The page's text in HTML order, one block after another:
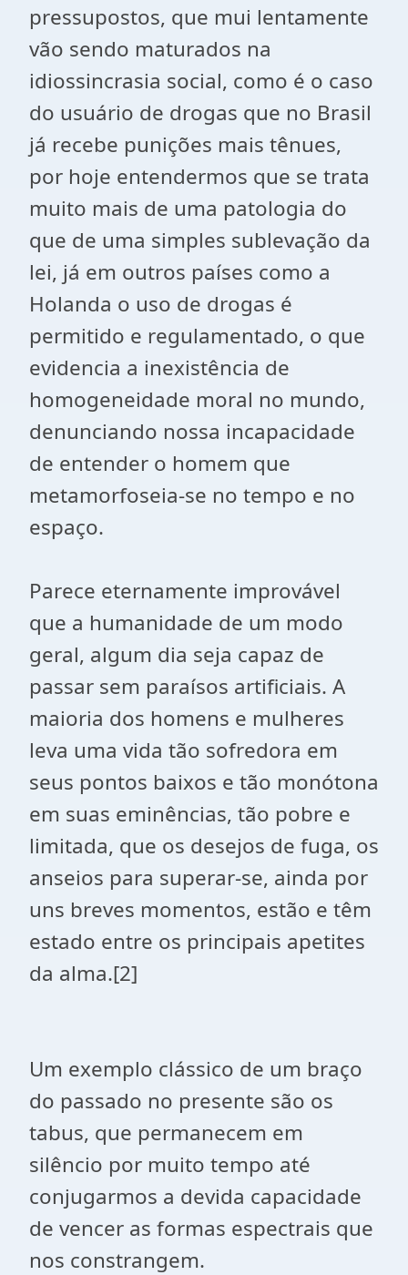
pressupostos, que mui lentamente
vão sendo maturados na
idiossincrasia social, como é o caso
do usuário de drogas que no Brasil
já recebe punições mais tênues,
por hoje entendermos que se trata
muito mais de uma patologia do
que de uma simples sublevação da
lei, já em outros países como a
Holanda o uso de drogas é
permitido e regulamentado, o que
evidencia a inexistência de
homogeneidade moral no mundo,
denunciando nossa incapacidade
de entender o homem que
metamorfoseia-se no tempo e no
espaço.
Parece eternamente improvável
que a humanidade de um modo
geral, algum dia seja capaz de
passar sem paraísos artificiais. A
maioria dos homens e mulheres
leva uma vida tão sofredora em
seus pontos baixos e tão monótona
em suas eminências, tão pobre e
limitada, que os desejos de fuga, os
anseios para superar-se, ainda por
uns breves momentos, estão e têm
estado entre os principais apetites
da alma.[2]
Um exemplo clássico de um braço
do passado no presente são os
tabus, que permanecem em
silêncio por muito tempo até
conjugarmos a devida capacidade
de vencer as formas espectrais que
nos constrangem.